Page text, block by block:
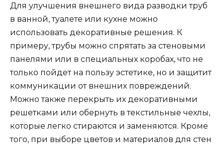
Для улучшения внешнего вида разводки труб
в ванной, туалете или кухне можно
использовать декоративные решения. К
примеру, трубы можно спрятать за стеновыми
панелями или в специальных коробах, что не
только пойдет на пользу эстетике, но и защитит
коммуникации от внешних повреждений.
Можно также перекрыть их декоративными
решетками или обернуть в текстильные чехлы,
которые легко стираются и заменяются. Кроме
того, при выборе цветов и материалов для стен